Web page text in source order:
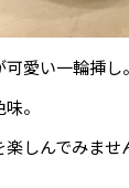
愛い一輪挿し。
。
しんでみませ